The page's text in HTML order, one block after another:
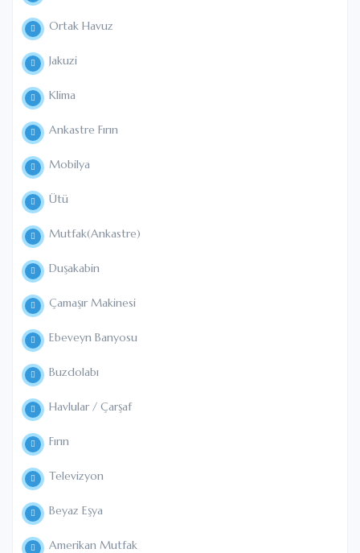
Ortak Havuz
Jakuzi
Klima
Ankastre Fırın
Mobilya
Ütü
Mutfak(Ankastre)
Duşakabin
Çamaşır Makinesi
Ebeveyn Banyosu
Buzdolabı
Havlular / Çarşaf
Fırın
Televizyon
Beyaz Eşya
Amerikan Mutfak